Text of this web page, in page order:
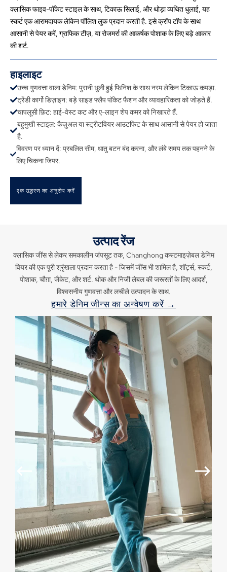
क्लासिक फाइव-पॉकेट स्टाइल के साथ, टिकाऊ सिलाई, और थोड़ा व्यथित धुलाई, यह
स्कर्ट एक आरामदायक लेकिन पॉलिश लुक प्रदान करती है. इसे क्रॉप टॉप के साथ
आसानी से पेयर करें, ग्राफिक टीज़, या रोजमर्रा की आकर्षक पोशाक के लिए बड़े आकार
की शर्ट.
हाइलाइट
उच्च गुणवत्ता वाला डेनिम: पुरानी धुली हुई फिनिश के साथ नरम लेकिन टिकाऊ कपड़ा.
ट्रेंडी कार्गो डिज़ाइन: बड़े साइड फ्लैप पॉकेट फैशन और व्यावहारिकता को जोड़ते हैं.
चापलूसी फ़िट: हाई-वेस्ट कट और ए-लाइन शेप कमर को निखारते हैं.
बहुमुखी स्टाइल: कैज़ुअल या स्ट्रीटवियर आउटफिट के साथ आसानी से पेयर हो जाता
है.
विवरण पर ध्यान दें: प्रबलित सीम, धातु बटन बंद करना, और लंबे समय तक पहनने के
लिए चिकना जिपर.
एक उद्धरण का अनुरोध करें
उत्पाद रेंज
क्लासिक जींस से लेकर समकालीन जंपसूट तक, Changhong कस्टमाइज़ेबल डेनिम
वियर की एक पूरी श्रृंखला प्रदान करता है - जिसमें जींस भी शामिल है, शॉर्ट्स, स्कर्ट,
पोशाक, चौग़ा, जैकेट, और शर्ट. थोक और निजी लेबल की जरूरतों के लिए आदर्श,
विश्वसनीय गुणवत्ता और लचीले उत्पादन के साथ.
हमारे डेनिम जीन्स का अन्वेषण करें →